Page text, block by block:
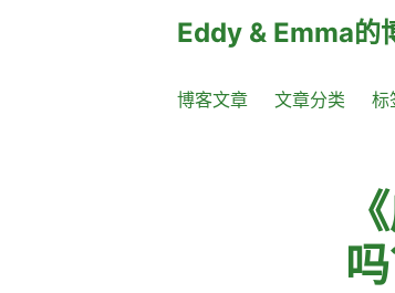
Eddy & Emma的
博客文章 文章分类 标
吗